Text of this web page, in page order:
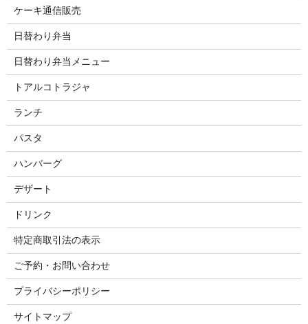
ケーキ通信販売
日替わり弁当
日替わり弁当メニュー
トアルコトラジャ
ランチ
パスタ
ハンバーグ
デザート
ドリンク
特定商取引法の表示
ご予約・お問い合わせ
プライバシーポリシー
サイトマップ